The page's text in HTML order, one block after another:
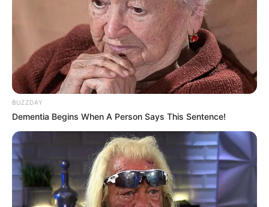
BUZZDAY
Dementia Begins When A Person Says This Sentence!